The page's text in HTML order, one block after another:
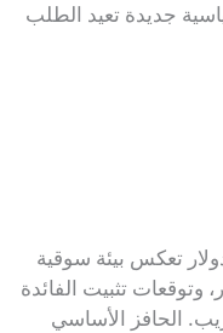
جديدة تعيد الطلب
مستوى 4,708.63 دولار تعكس بيئة سوقية
وتوقعات تثبيت الفائدة
الحافز الأساسي